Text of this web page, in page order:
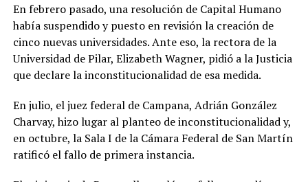
En febrero pasado, una resolución de Capital Humano
había suspendido y puesto en revisión la creación de
cinco nuevas universidades. Ante eso, la rectora de la
Universidad de Pilar, Elizabeth Wagner, pidió a la Justicia
que declare la inconstitucionalidad de esa medida.
En julio, el juez federal de Campana, Adrián González
Charvay, hizo lugar al planteo de inconstitucionalidad y,
en octubre, la Sala I de la Cámara Federal de San Martín
ratificó el fallo de primera instancia.